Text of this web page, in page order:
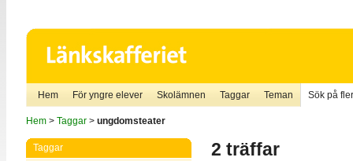
Hem För yngre elever Skolämnen Taggar Teman Sök på
Hem> Taggar> ungdomsteater
Taggar 2 träffar